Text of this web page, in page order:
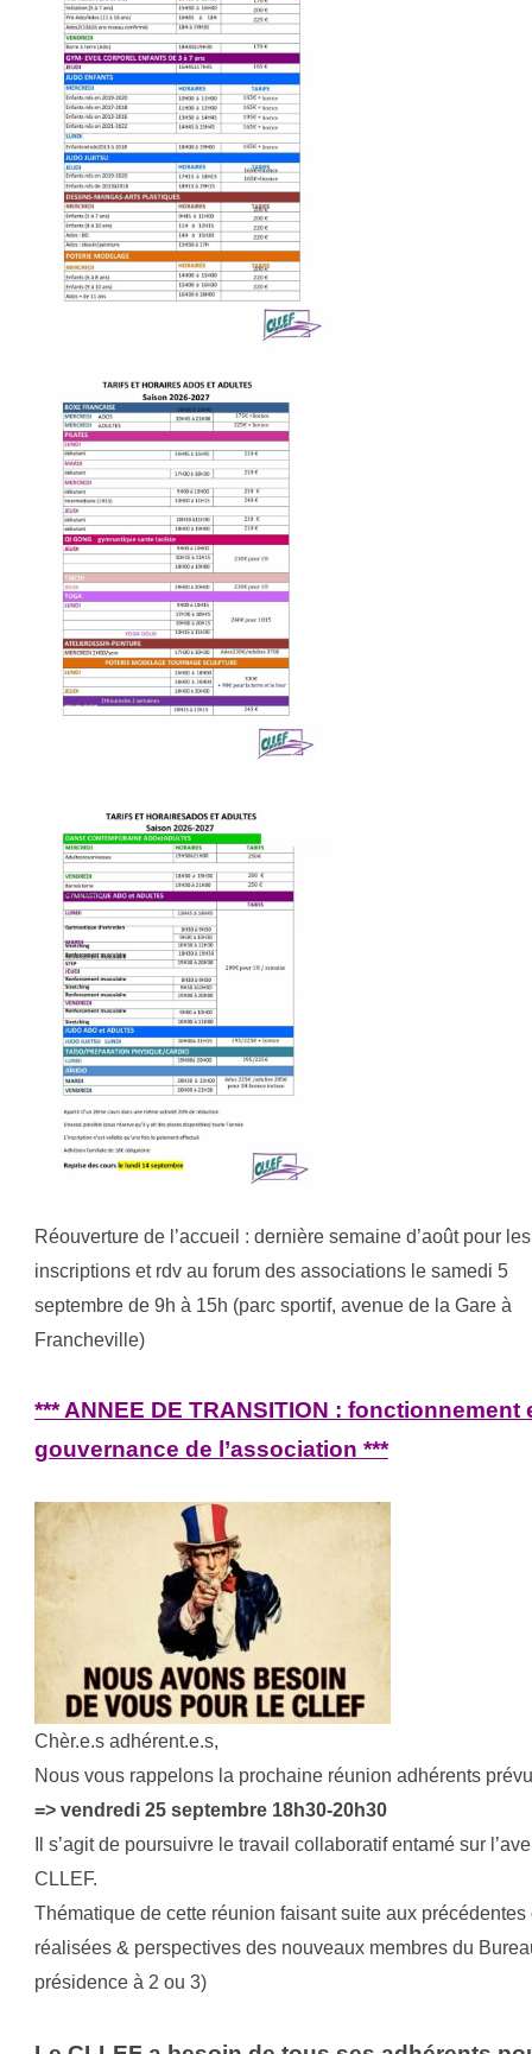
Réouverture de l’accueil : dernière semaine d’août pour les
inscriptions et rdv au forum des associations le samedi 5
septembre de 9h à 15h (parc sportif, avenue de la Gare à
Francheville)
*** ANNEE DE TRANSITION : fonctionnement
gouvernance de l’association ***
Chèr.e.s adhérent.e.s,
Nous vous rappelons la prochaine réunion adhérents
=> vendredi 25 septembre 18h30-20h30
Il s’agit de poursuivre le travail collaboratif entamé sur
CLLEF.
Thématique de cette réunion faisant suite aux précédentes
réalisées & perspectives des nouveaux membres du
présidence à 2 ou 3)